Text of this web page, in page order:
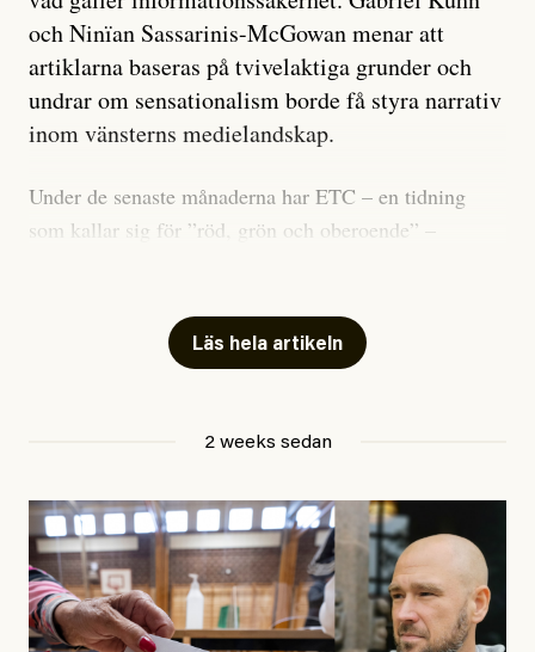
och Ninïan Sassarinis-McGowan menar att
artiklarna baseras på tvivelaktiga grunder och
undrar om sensationalism borde få styra narrativ
inom vänsterns medielandskap.
Under de senaste månaderna har ETC – en tidning
som kallar sig för ”röd, grön och oberoende” –
skriver för? Vad betyder det att vara en ”röd, grön och
oberoende” tidning? Och vad är egentligen bra
utpekas som israelisk infiltratör”. Enligt ingressen
handlar artikeln om en person vars ”bakgrund skapar
splittring och oro i rörelsen”. Problemet är att artikeln
skapar betydligt mer oro i palestinarörelsen – och den
Läs hela artikeln
2 weeks sedan